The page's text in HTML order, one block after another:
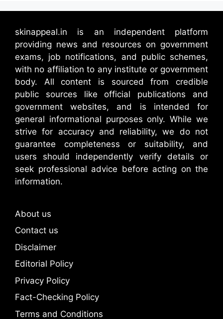
skinappeal.in is an independent platform
providing news and resources on government
exams, job notifications, and public schemes,
with no affiliation to any institute or government
body. All content is sourced from credible
public sources like official publications and
government websites, and is intended for
general informational purposes only. While we
strive for accuracy and reliability, we do not
guarantee completeness or suitability, and
users should independently verify details or
seek professional advice before acting on the
information.
About us
Contact us
Disclaimer
Editorial Policy
Privacy Policy
Fact-Checking Policy
Terms and Conditions